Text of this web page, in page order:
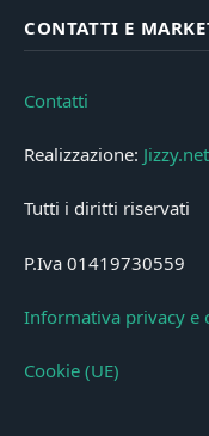
CONTATTI E
Contatti
Realizzazione: Jizzy.net
Tutti i diritti riservati
P.Iva 01419730559
Informativa privacy e
Cookie (UE)